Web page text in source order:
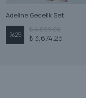
Adeline Gecelik Set
%25
₺ 4,899.00
₺ 3,674.25